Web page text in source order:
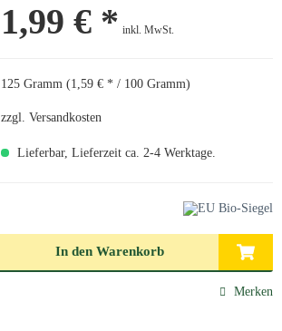
1,99 € * inkl. MwSt.
125 Gramm (1,59 € * / 100 Gramm)
zzgl. Versandkosten
Lieferbar, Lieferzeit ca. 2-4 Werktage.
In den Warenkorb
Merken